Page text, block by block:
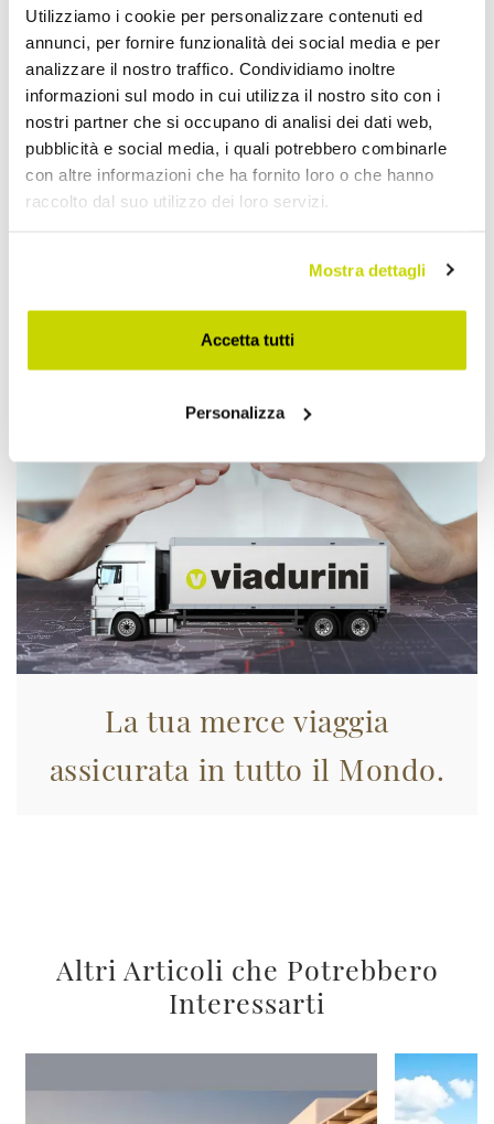
Utilizziamo i cookie per personalizzare contenuti ed
annunci, per fornire funzionalità dei social media e per
analizzare il nostro traffico. Condividiamo inoltre
informazioni sul modo in cui utilizza il nostro sito con i
nostri partner che si occupano di analisi dei dati web,
pubblicità e social media, i quali potrebbero combinarle
con altre informazioni che ha fornito loro o che hanno
raccolto dal suo utilizzo dei loro servizi.
Mostra dettagli
Accetta tutti
Personalizza
Approfittane subito!
La tua merce viaggia
assicurata in tutto il Mondo.
Altri Articoli che Potrebbero
Interessarti